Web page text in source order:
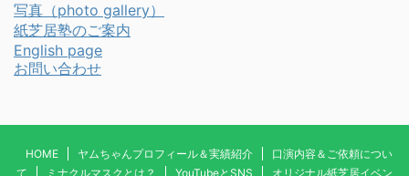
写真 （photo gallery）
紙芝居塾のご案内
English page
お問い合わせ
HOME ヤムちゃんプロフィール＆実績紹介
口演内容＆ご依頼につい
て
ミナクルマスクとは？ YouTubeとSNS オリジナル紙芝居イベン